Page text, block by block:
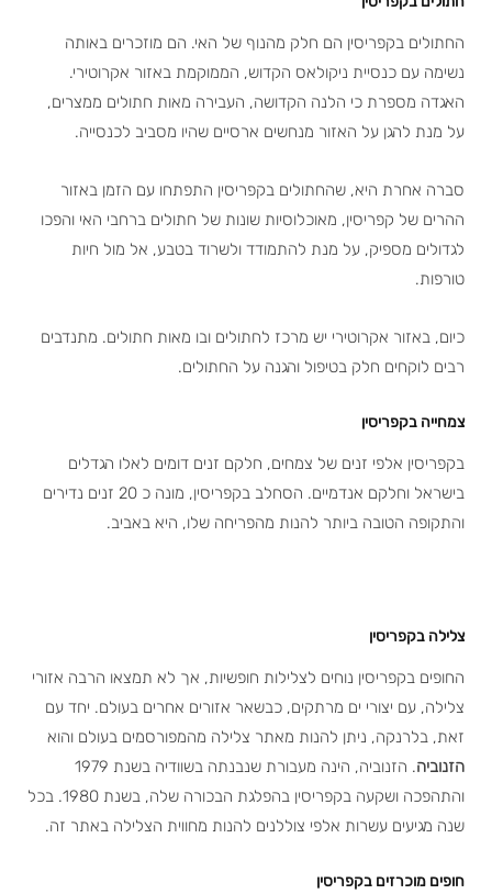
החתולים בקפריסין הם חלק מהנוף של האי. הם מוזכרים באותה
נשימה עם כנסיית ניקולאס הקדוש, הממוקמת באזור אקרוטירי.
האגדה מספרת כי הלנה הקדושה, העבירה מאות חתולים ממצרים,
על מנת להגן על האזור מנחשים ארסיים שהיו מסביב לכנסייה.
סברה אחרת היא, שהחתולים בקפריסין התפתחו עם הזמן באזור
ההרים של קפריסין, מאוכלוסיות שונות של חתולים ברחבי האי והפכו
לגדולים מספיק, על מנת להתמודד ולשרוד בטבע, אל מול חיות
טורפות.
כיום, באזור אקרוטירי יש מרכז לחתולים ובו מאות חתולים. מתנדבים
רבים לוקחים חלק בטיפול והגנה על החתולים.
צמחייה בקפריסין
בקפריסין אלפי זנים של צמחים, חלקם זנים דומים לאלו הגדלים
בישראל וחלקם אנדמיים. הסחלב בקפריסין, מונה כ 20 זנים נדירים
והתקופה הטובה ביותר להנות מהפריחה שלו, היא באביב.
צלילה בקפריסין
החופים בקפריסין נוחים לצלילות חופשיות, אך לא תמצאו הרבה אזורי
צלילה, עם יצורי ים מרתקים, כבשאר אזורים אחרים בעולם. יחד עם
זאת, בלרנקה, ניתן להנות מאתר צלילה מהמפורסמים בעולם והוא
הזנוביה
. הזנוביה, הינה מעבורת שנבנתה בשוודיה בשנת 1979
והתהפכה ושקעה בקפריסין בהפלגת הבכורה שלה, בשנת 1980. בכל
שנה מגיעים עשרות אלפי צוללנים להנות מחווית הצלילה באתר זה.
חופים מוכרזים בקפריסין